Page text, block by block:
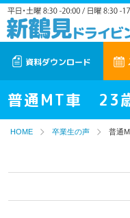
資料ダウンロード
普通MT車 23
HOME 卒業生の声 普通